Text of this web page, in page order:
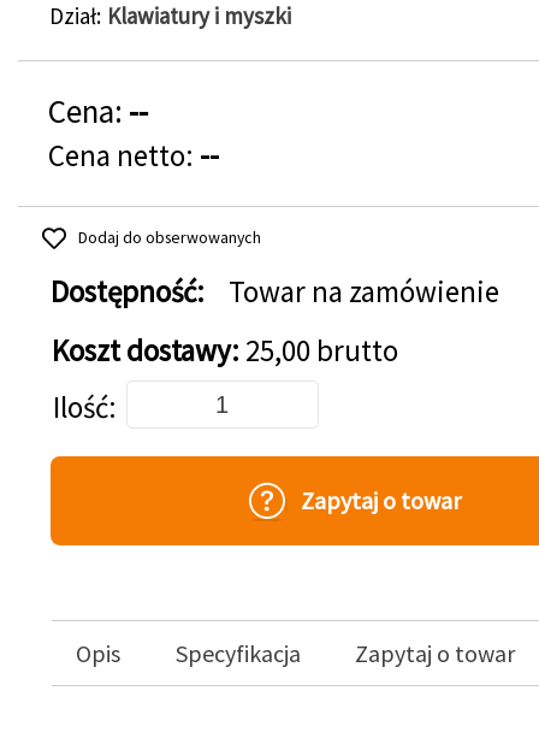
Dział Klawiatury i myszki
Cena: --
Cena netto: --
Dodaj do obserwowanych
Dostępność:
Towar na zamówienie
Koszt dostawy: 25,00 brutto
Dodaj do koszyka
Ilość
Zapytaj o towar
Opis Specyfikacja Zapytaj o towar